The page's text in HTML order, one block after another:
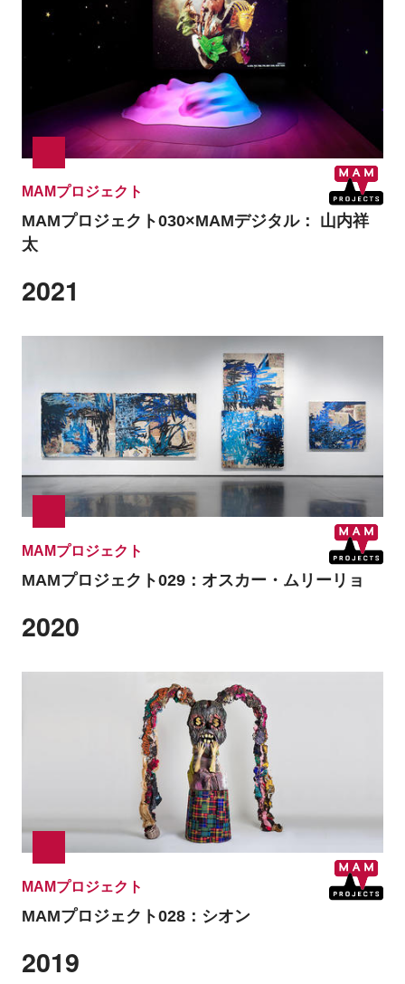
MAMプロジェクト
MAMプロジェクト030×MAMデジタル：
山内祥
太
2021
MAMプロジェクト
MAMプロジェクト029： オスカー・ムリーリョ
2020
MAMプロジェクト
MAMプロジェクト028： シオン
2019